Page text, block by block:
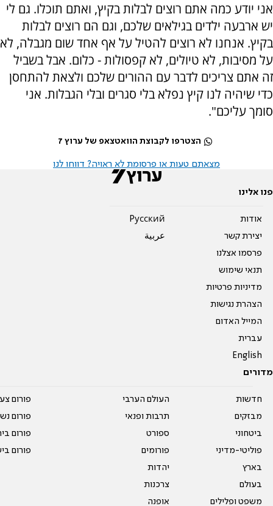
אני יודע כמה אתם רוצים לבלות בקיץ, ואתם תוכלו. גם לי
יש ארבעה ילדים בגילאים שלכם, וגם הם רוצים לבלות
בקיץ. אנחנו לא רוצים להטיל על אף אחד שום מגבלה, לא
על מסיבות, לא טיולים, לא קפסולות - כלום. אבל בשביל
זה אתם צריכים לדבר עם ההורים שלכם ולצאת להתחסן
כדי שיהיה לנו קיץ נפלא בלי סגרים ובלי הגבלות. אני
סומך עליכם".
הצטרפו לקבוצת הוואטצאפ של ערוץ 7
מצאתם טעות או פרסומת לא ראויה? דווחו לנו
פנו אלינו
אודות
יצירת קשר
פרסמו אצלנו
תנאי שימוש
מדיניות פרטיות
הצהרת נגישות
המייל האדום
עברית
English
Pусский
عربية
מדורים
חדשות
מבזקים
ביטחוני
פוליטי-מדיני
בארץ
בעולם
משפט ופלילים
העולם הערבי
תרבות ופנאי
ספורט
פורומים
יהדות
צרכנות
אופנה
פורום
פורום
פורום
פורום